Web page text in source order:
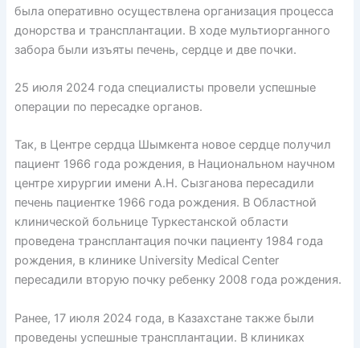
была оперативно осуществлена организация процесса
донорства и трансплантации. В ходе мультиорганного
забора были изъяты печень, сердце и две почки.
25 июля 2024 года специалисты провели успешные
операции по пересадке органов.
Так, в Центре сердца Шымкента новое сердце получил
пациент 1966 года рождения, в Национальном научном
центре хирургии имени А.Н. Сызганова пересадили
печень пациентке 1966 года рождения. В Областной
клинической больнице Туркестанской области
проведена трансплантация почки пациенту 1984 года
рождения, в клинике University Medical Center
пересадили вторую почку ребенку 2008 года рождения.
Ранее, 17 июля 2024 года, в Казахстане также были
проведены успешные трансплантации. В клиниках